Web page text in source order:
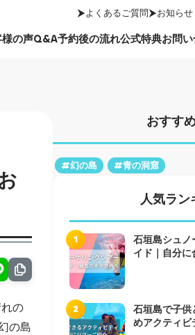
よくあるご質問 お知ら
の声Q&A予約後の流れ公式特典お問
の
の島
おすす
#幻の島 #青の洞窟
人気ラン
1
石垣島シュノ
イド｜自分
2
石垣島で子供
めアクティビ